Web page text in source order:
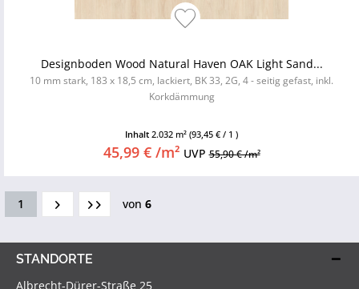
Designboden Wood Natural Haven OAK Light Sand...
10 mm stark, 183 x 18,5 cm, lackiert, BK 33, 2G, 4 - seitig gefast, inkl.
Korkdämmung
Inhalt 2.032 m² (93,45 € / 1 )
45,99 € /m² UVP55,90 € /m²
1 von 6
STANDORTE
Albrecht-Dürer-Straße 25